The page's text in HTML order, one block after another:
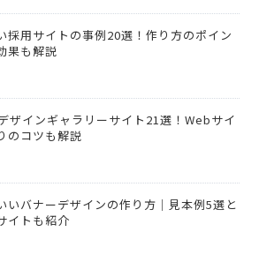
採用サイトの事例20選！作り方のポイン
果も解説
ザインギャラリーサイト21選！Webサイ
のコツも解説
いバナーデザインの作り方｜見本例5選と
イトも紹介